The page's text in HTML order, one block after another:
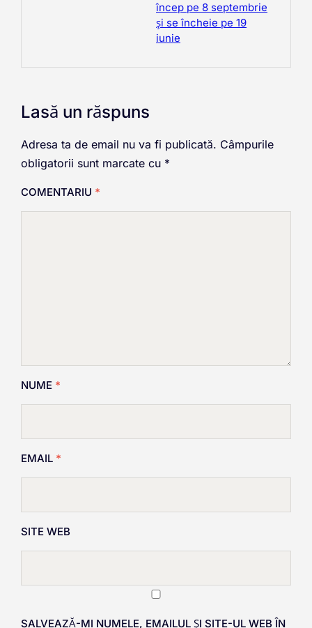
încep pe 8 septembrie
și se încheie pe 19
iunie
Lasă un răspuns
Adresa ta de email nu va fi publicată. Câmpurile
obligatorii sunt marcate cu *
COMENTARIU *
NUME *
EMAIL *
SITE WEB
SALVEAZĂ-MI NUMELE, EMAILUL ȘI SITE-UL WEB ÎN